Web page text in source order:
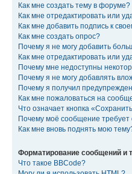
Как мне создать тему в форуме?
Как мне отредактировать или
Как мне добавить подпись к
Как мне создать опрос?
Почему я не могу добавить
Как мне отредактировать или
Почему мне недоступны
Почему я не могу добавлять
Почему я получил
Как мне пожаловаться на
Что означает кнопка
Почему моё сообщение требует
Как мне вновь поднять мою
Форматирование сообщений и
Что такое BBCode?